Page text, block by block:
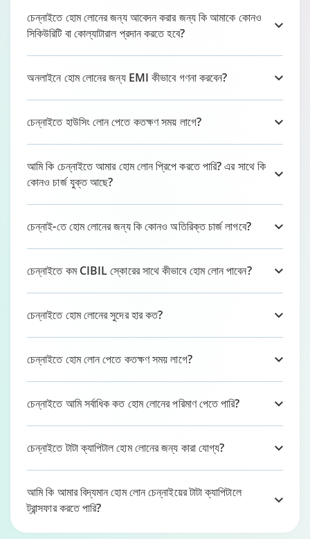
চেন্নাইতে হোম লোনের জন্য আবেদন করার জন্য কি আমাকে কোনও
সিকিউরিটি বা কোল্যাটারাল প্রদান করতে হবে?
অনলাইনে হোম লোনের জন্য EMI কীভাবে গণনা করবেন?
চেন্নাইতে হাউসিং লোন পেতে কতক্ষণ সময় লাগে?
আমি কি চেন্নাইতে আমার হোম লোন প্রিপে করতে পারি? এর সাথে কি
কোনও চার্জ যুক্ত আছে?
চেন্নাই-তে হোম লোনের জন্য কি কোনও অতিরিক্ত চার্জ লাগবে?
চেন্নাইতে কম CIBIL স্কোরের সাথে কীভাবে হোম লোন পাবেন?
চেন্নাইতে হোম লোনের সুদের হার কত?
চেন্নাইতে হোম লোন পেতে কতক্ষণ সময় লাগে?
চেন্নাইতে আমি সর্বাধিক কত হোম লোনের পরিমাণ পেতে পারি?
চেন্নাইতে টাটা ক্যাপিটাল হোম লোনের জন্য কারা যোগ্য?
আমি কি আমার বিদ্যমান হোম লোন চেন্নাইয়ের টাটা ক্যাপিটালে
ট্রান্সফার করতে পারি?